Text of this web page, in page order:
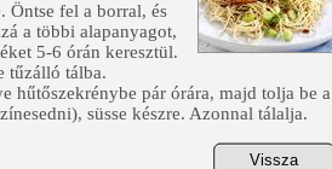
Öntse fel a borral, és
a többi alapanyagot,
5-6 órán keresztül.
tűzálló tálba.
hűtőszekrénybe pár órára, majd tolja be a
süsse készre. Azonnal tálalja.